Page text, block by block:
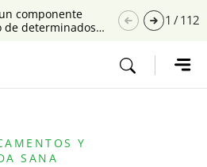
al contenido principal
componente
determinados
2026)
1 /112
Y
SANA